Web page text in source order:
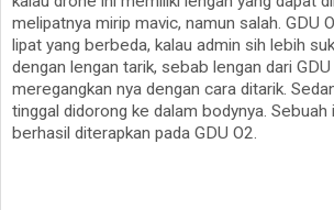
melipatnya mirip mavic, namun salah. GDU
lipat yang berbeda, kalau admin sih lebih
dengan lengan tarik, sebab lengan dari
meregangkan nya dengan cara ditarik.
tinggal didorong ke dalam bodynya. Sebuah
berhasil diterapkan pada GDU O2.